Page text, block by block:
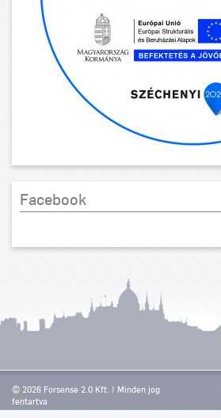
Facebook
© 2026 Forsense 2.0 Kft. | Minden jog
fentartva